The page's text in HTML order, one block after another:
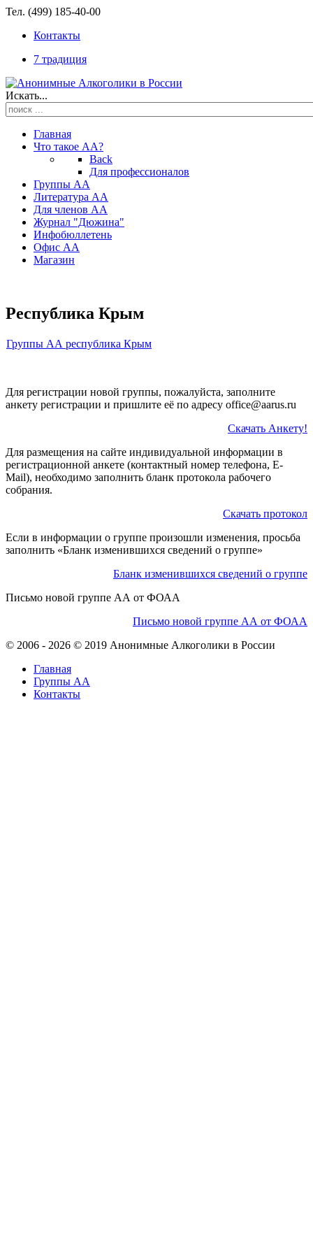
Тел. (499) 185-40-00
Контакты
7 традиция
Искать...
Главная
Что такое АА?
Back
Для профессионалов
Группы АА
Литература АА
Для членов АА
Журнал "Дюжина"
Инфобюллетень
Офис АА
Магазин
Республика Крым
Группы АА республика Крым
Для регистрации новой группы, пожалуйста, заполните
анкету регистрации и пришлите её по адресу office@aarus.ru
Скачать Анкету!
Для размещения на сайте индивидуальной информации в
регистрационной анкете (контактный номер телефона, E-
Mail), необходимо заполнить бланк протокола рабочего
собрания.
Скачать протокол
Если в информации о группе произошли изменения, просьба
заполнить «Бланк изменившихся сведений о группе»
Бланк изменившихся сведений о группе
Письмо новой группе АА от ФОАА
Письмо новой группе АА от ФОАА
© 2006 - 2026 © 2019 Анонимные Алкоголики в России
Главная
Группы АА
Контакты